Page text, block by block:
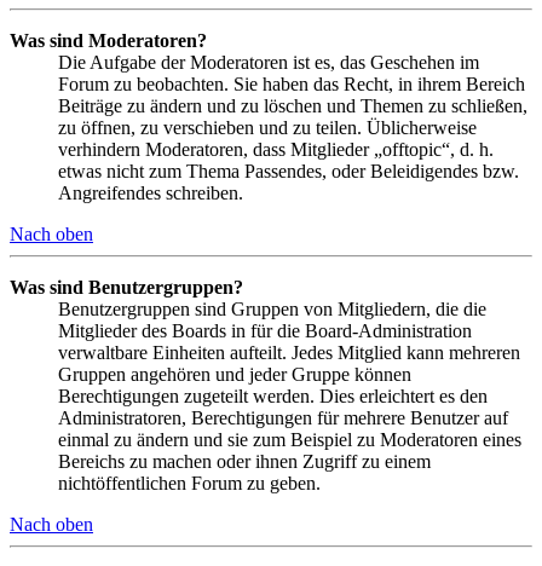
Was sind Moderatoren?
Die Aufgabe der Moderatoren ist es, das Geschehen im
Forum zu beobachten. Sie haben das Recht, in ihrem Bereich
Beiträge zu ändern und zu löschen und Themen zu schließen,
zu öffnen, zu verschieben und zu teilen. Üblicherweise
verhindern Moderatoren, dass Mitglieder „offtopic“, d. h.
etwas nicht zum Thema Passendes, oder Beleidigendes bzw.
Angreifendes schreiben.
Nach oben
Was sind Benutzergruppen?
Benutzergruppen sind Gruppen von Mitgliedern, die die
Mitglieder des Boards in für die Board-Administration
verwaltbare Einheiten aufteilt. Jedes Mitglied kann mehreren
Gruppen angehören und jeder Gruppe können
Berechtigungen zugeteilt werden. Dies erleichtert es den
Administratoren, Berechtigungen für mehrere Benutzer auf
einmal zu ändern und sie zum Beispiel zu Moderatoren eines
Bereichs zu machen oder ihnen Zugriff zu einem
nichtöffentlichen Forum zu geben.
Nach oben